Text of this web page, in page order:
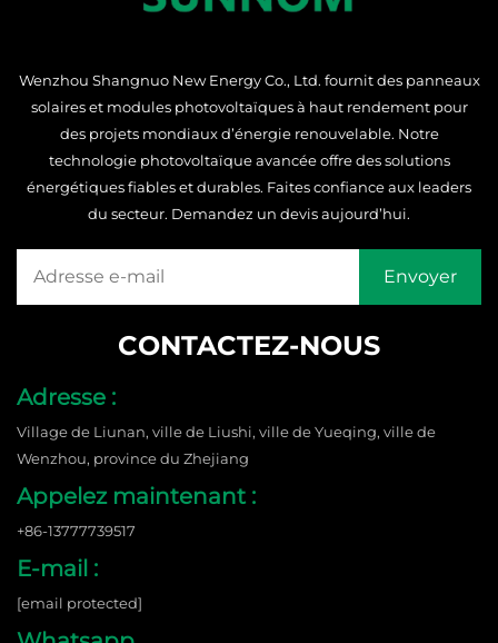
Wenzhou Shangnuo New Energy Co., Ltd. fournit des panneaux
solaires et modules photovoltaïques à haut rendement pour
des projets mondiaux d’énergie renouvelable. Notre
technologie photovoltaïque avancée offre des solutions
énergétiques fiables et durables. Faites confiance aux leaders
du secteur. Demandez un devis aujourd’hui.
CONTACTEZ-NOUS
Adresse :
Village de Liunan, ville de Liushi, ville de Yueqing, ville de
Wenzhou, province du Zhejiang
Appelez maintenant :
+86-13777739517
E-mail :
[email protected]